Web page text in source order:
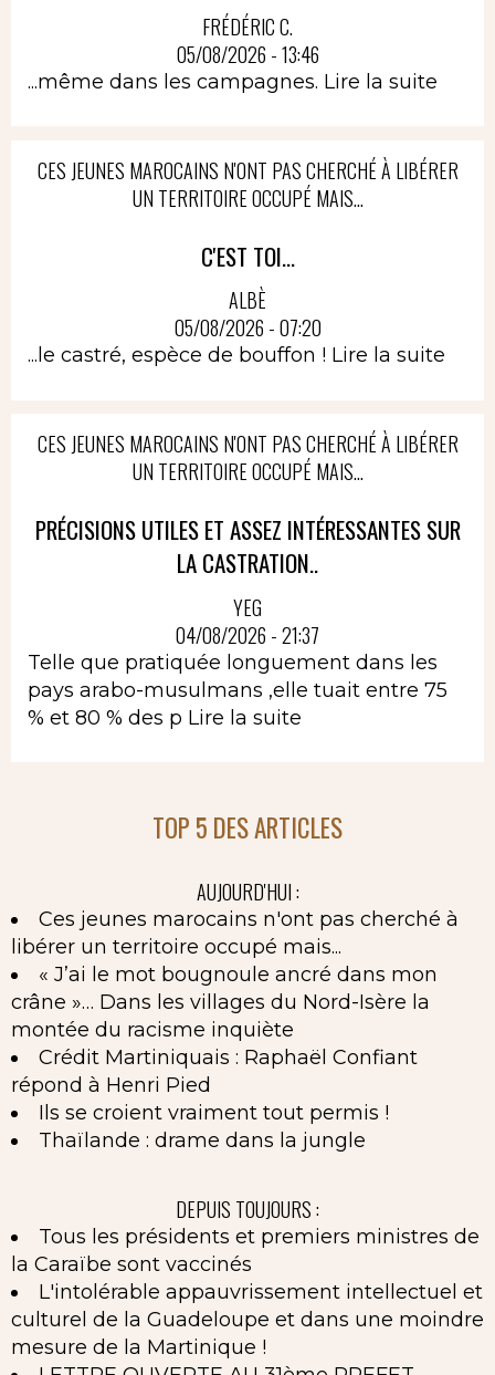
FRÉDÉRIC C.
05/08/2026 - 13:46
...même dans les campagnes. Lire la suite
CES JEUNES MAROCAINS N'ONT PAS CHERCHÉ À LIBÉRER
UN TERRITOIRE OCCUPÉ MAIS...
C'EST TOI...
ALBÈ
05/08/2026 - 07:20
...le castré, espèce de bouffon ! Lire la suite
CES JEUNES MAROCAINS N'ONT PAS CHERCHÉ À LIBÉRER
UN TERRITOIRE OCCUPÉ MAIS...
PRÉCISIONS UTILES ET ASSEZ INTÉRESSANTES SUR
LA CASTRATION..
YEG
04/08/2026 - 21:37
Telle que pratiquée longuement dans les
pays arabo-musulmans ,elle tuait entre 75
% et 80 % des p Lire la suite
TOP 5 DES ARTICLES
AUJOURD'HUI :
Ces jeunes marocains n'ont pas cherché à
libérer un territoire occupé mais...
« J’ai le mot bougnoule ancré dans mon
crâne »… Dans les villages du Nord-Isère la
montée du racisme inquiète
Crédit Martiniquais : Raphaël Confiant
répond à Henri Pied
Ils se croient vraiment tout permis !
Thaïlande : drame dans la jungle
DEPUIS TOUJOURS :
Tous les présidents et premiers ministres de
la Caraïbe sont vaccinés
L'intolérable appauvrissement intellectuel et
culturel de la Guadeloupe et dans une moindre
mesure de la Martinique !